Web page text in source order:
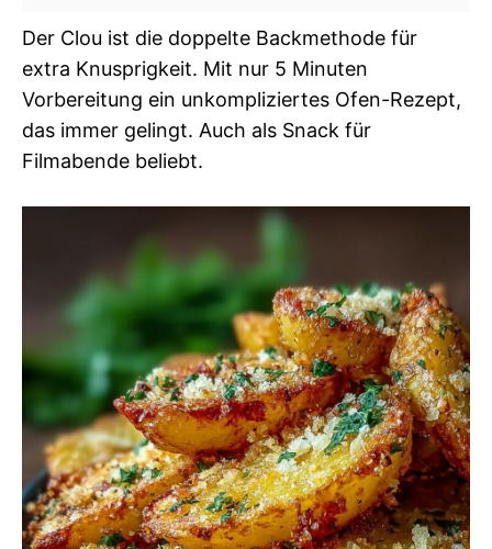
Der Clou ist die doppelte Backmethode für
extra Knusprigkeit. Mit nur 5 Minuten
Vorbereitung ein unkompliziertes Ofen-Rezept,
das immer gelingt. Auch als Snack für
Filmabende beliebt.